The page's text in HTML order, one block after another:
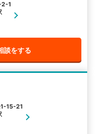
2-1
談をする
1-15-21